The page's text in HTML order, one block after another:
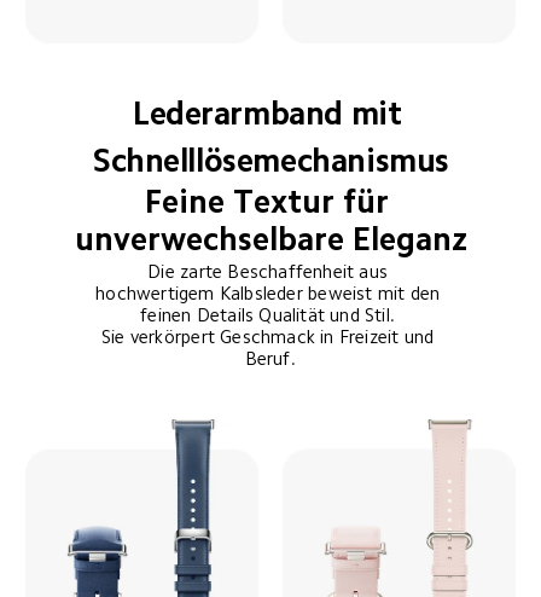
Lederarmband mit
Schnelllösemechanismus
Feine Textur für
unverwechselbare Eleganz
Die zarte Beschaffenheit aus
hochwertigem Kalbsleder beweist mit den
feinen Details Qualität und Stil.
Sie verkörpert Geschmack in Freizeit und
Beruf.